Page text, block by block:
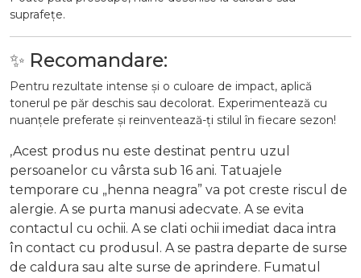
suprafețe.
✨ Recomandare:
Pentru rezultate intense și o culoare de impact, aplică
tonerul pe păr deschis sau decolorat. Experimentează cu
nuanțele preferate și reinventează-ți stilul în fiecare sezon!
,Acest produs nu este destinat pentru uzul
persoanelor cu vârsta sub 16 ani. Tatuajele
temporare cu „henna neagra” va pot creste riscul de
alergie. A se purta manusi adecvate. A se evita
contactul cu ochii. A se clati ochii imediat daca intra
în contact cu produsul. A se pastra departe de surse
de caldura sau alte surse de aprindere. Fumatul